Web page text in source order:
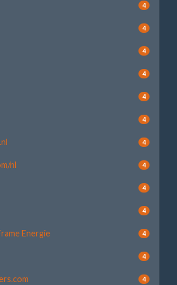
4
4
4
4
4
4
4
nl 4
4
4
Energie 4
4
4